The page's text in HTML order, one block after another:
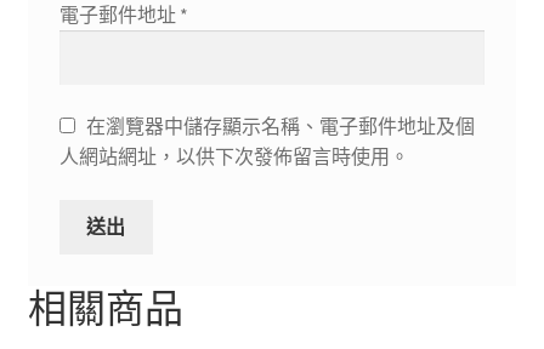
電子郵件地址 *
在瀏覽器中儲存顯示名稱、電子郵件地址及個
人網站網址，以供下次發佈留言時使用。
相關商品